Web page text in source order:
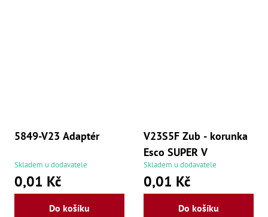
5849-V23 Adaptér
Skladem u dodavatele
0,01 Kč
Do košíku
V23S5F Zub - korunka
Esco SUPER V
Skladem u dodavatele
0,01 Kč
Do košíku